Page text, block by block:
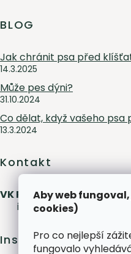
Aby web
cookies)
Pro co nejlepší
fungovalo
BLOG
Jak chránit psa před
14.3.2025
Může pes dýni?
31.10.2024
Co dělat, když vašeho psa
13.3.2024
Kontakt
VK Pet s.r.o.
info@peliskydog.cz
Instagram